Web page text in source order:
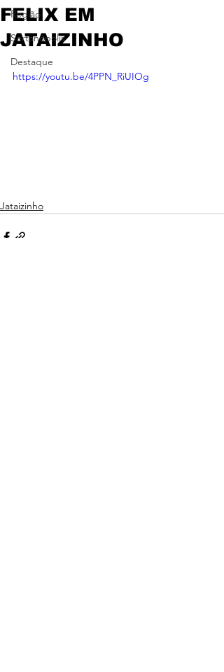
Região
Sertanópolis
Destaque
FELIX EM
JATAIZINHO
https://youtu.be/4PPN_RiUIOg
Jataizinho